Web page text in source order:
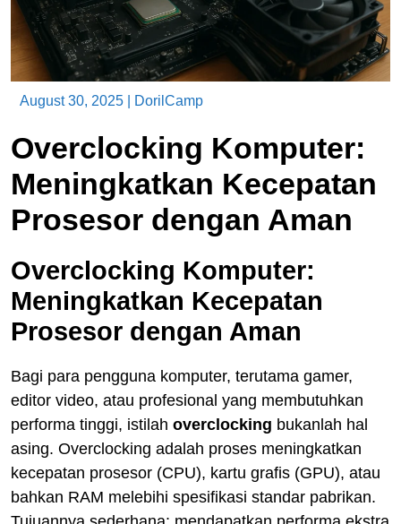
August 30, 2025 DorilCamp
Overclocking Komputer:
Meningkatkan Kecepatan
Prosesor dengan Aman
Overclocking Komputer:
Meningkatkan Kecepatan
Prosesor dengan Aman
Bagi para pengguna komputer, terutama gamer,
editor video, atau profesional yang membutuhkan
performa tinggi, istilah overclocking bukanlah hal
asing. Overclocking adalah proses meningkatkan
kecepatan prosesor (CPU), kartu grafis (GPU), atau
bahkan RAM melebihi spesifikasi standar pabrikan.